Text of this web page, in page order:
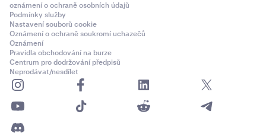
oznámení o ochraně osobních údajů
Podmínky služby
Nastavení souborů cookie
Oznámení o ochraně soukromí uchazečů
Oznámení
Pravidla obchodování na burze
Centrum pro dodržování předpisů
Neprodávat/nesdílet